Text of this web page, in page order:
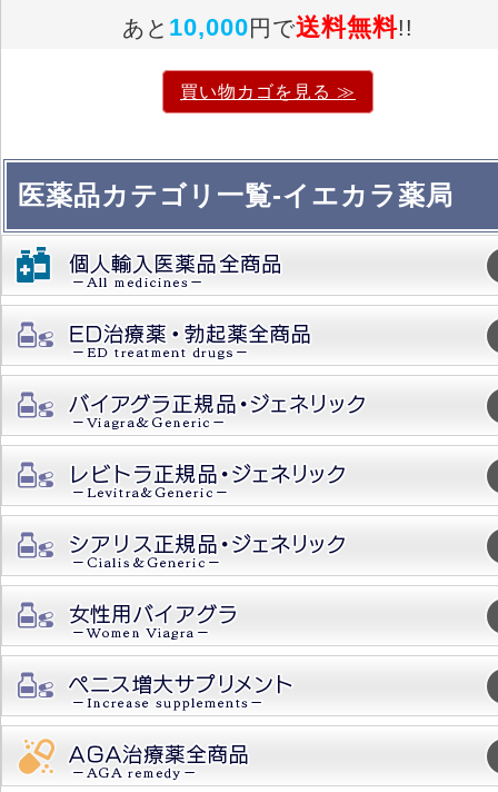
あと 10,000円で送料無料!!
買い物カゴを見る ≫
医薬品カテゴリ一覧-イエカラ薬局